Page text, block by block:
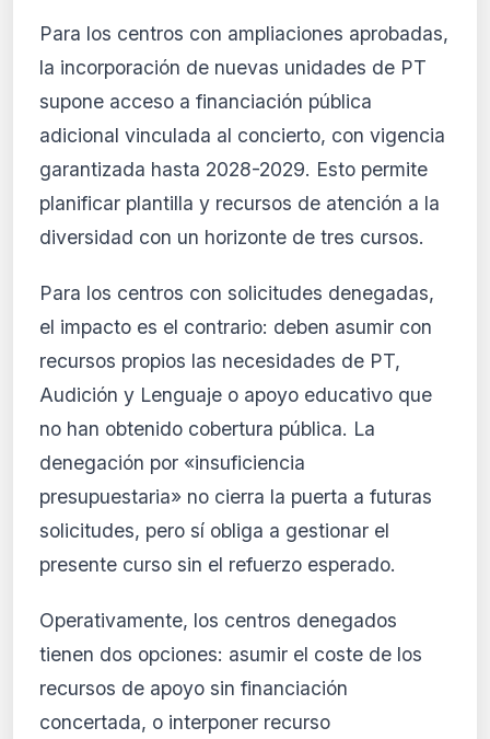
Para los centros con ampliaciones aprobadas,
la incorporación de nuevas unidades de PT
supone acceso a financiación pública
adicional vinculada al concierto, con vigencia
garantizada hasta 2028-2029. Esto permite
planificar plantilla y recursos de atención a la
diversidad con un horizonte de tres cursos.
Para los centros con solicitudes denegadas,
el impacto es el contrario: deben asumir con
recursos propios las necesidades de PT,
Audición y Lenguaje o apoyo educativo que
no han obtenido cobertura pública. La
denegación por «insuficiencia
presupuestaria» no cierra la puerta a futuras
solicitudes, pero sí obliga a gestionar el
presente curso sin el refuerzo esperado.
Operativamente, los centros denegados
tienen dos opciones: asumir el coste de los
recursos de apoyo sin financiación
concertada, o interponer recurso